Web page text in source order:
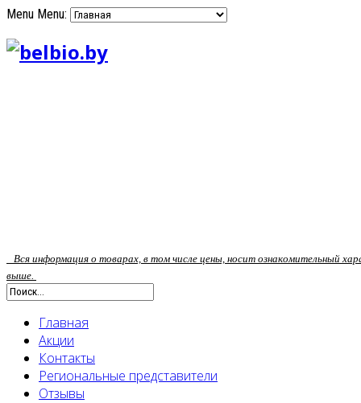
Menu Menu:
Вся информация о товарах, в том числе цены, носит ознакомительный
выше.
Главная
Акции
Контакты
Региональные представители
Отзывы